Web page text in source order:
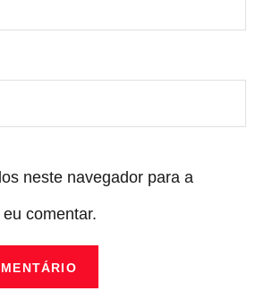
neste navegador para a
comentar.